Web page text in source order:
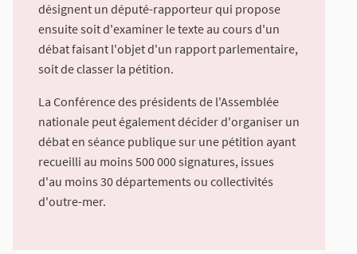
désignent un député-rapporteur qui propose
ensuite soit d'examiner le texte au cours d'un
débat faisant l'objet d'un rapport parlementaire,
soit de classer la pétition.
La Conférence des présidents de l'Assemblée
nationale peut également décider d'organiser un
débat en séance publique sur une pétition ayant
recueilli au moins 500 000 signatures, issues
d'au moins 30 départements ou collectivités
d'outre-mer.